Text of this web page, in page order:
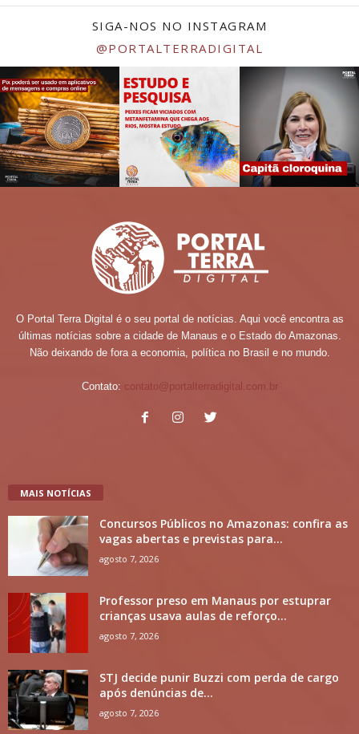
SIGA-NOS NO INSTAGRAM
@PORTALTERRADIGITAL
O Portal Terra Digital é o seu portal de notícias. Aqui você encontra as
últimas notícias sobre a cidade de Manaus e o Estado do Amazonas.
Não deixando de fora a economia, política no Brasil e no mundo.
Contato: contato@portalterradigital.com.br
MAIS NOTÍCIAS
Concursos Públicos no Amazonas: confira as
vagas abertas e previstas para...
agosto 7, 2026
Professor preso em Manaus por estuprar
crianças usava aulas de reforço...
agosto 7, 2026
STJ decide punir Buzzi com perda de cargo
após denúncias de...
agosto 7, 2026